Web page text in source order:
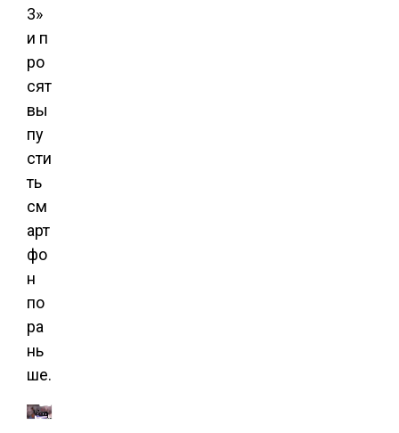
3»
и п
ро
сят
вы
пу
сти
ть
см
арт
фо
н
по
ра
нь
ше.